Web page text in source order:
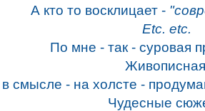
А кто то восклицает -
Etc. etc.
По мне - так - суровая
в смысле - на холсте -
Чудесные